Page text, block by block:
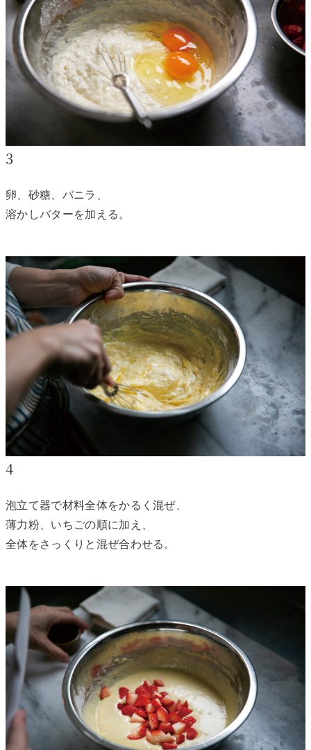
3
卵、砂糖、バニラ、
溶かしバターを加える。
4
泡立て器で材料全体をかるく混ぜ、
薄力粉、いちごの順に加え、
全体をさっくりと混ぜ合わせる。